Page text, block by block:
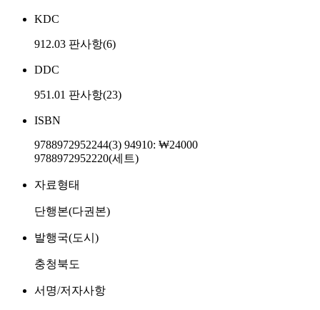
KDC
912.03 판사항(6)
DDC
951.01 판사항(23)
ISBN
9788972952244(3) 94910: ₩24000
9788972952220(세트)
자료형태
단행본(다권본)
발행국(도시)
충청북도
서명/저자사항